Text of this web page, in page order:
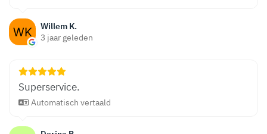
Willem K.
3 jaar geleden
Superservice.
Automatisch vertaald